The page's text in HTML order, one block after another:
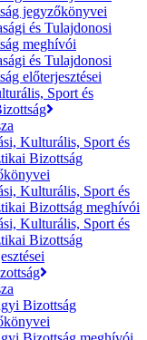
jegyzőkönyvei
és Tulajdonosi
meghívói
és Tulajdonosi
előterjesztései
Sport és
Kulturális, Sport és
Bizottság
Kulturális, Sport és
Bizottság meghívói
Kulturális, Sport és
Bizottság
Bizottság